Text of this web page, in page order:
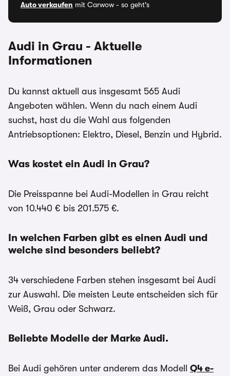
Auto verkaufen mit Carwow - so geht's
Audi in Grau - Aktuelle
Informationen
Du kannst aktuell aus insgesamt 565 Audi
Angeboten wählen. Wenn du nach einem Audi
suchst, hast du die Wahl aus folgenden
Antriebsoptionen: Elektro, Diesel, Benzin und Hybrid.
Was kostet ein Audi in Grau?
Die Preisspanne bei Audi-Modellen in Grau reicht
von 10.440 € bis 201.575 €.
In welchen Farben gibt es einen Audi und
welche sind besonders beliebt?
34 verschiedene Farben stehen insgesamt bei Audi
zur Auswahl. Die meisten Leute entscheiden sich für
Weiß, Grau oder Schwarz.
Beliebte Modelle der Marke Audi.
Bei Audi gehören unter anderem das Modell Q4 e-